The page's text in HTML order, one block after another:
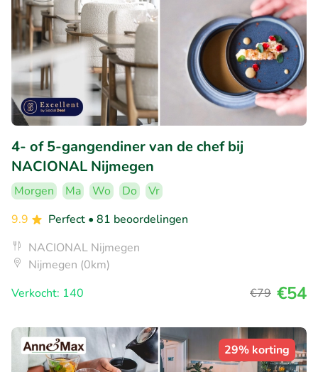
4- of 5-gangendiner van de chef bij
NACIONAL Nijmegen
Morgen Ma Wo Do
Vr
9.9
Perfect • 81 beoordelingen
NACIONAL Nijmegen
Nijmegen (0km)
Verkocht: 140
€79 €54
29% korting